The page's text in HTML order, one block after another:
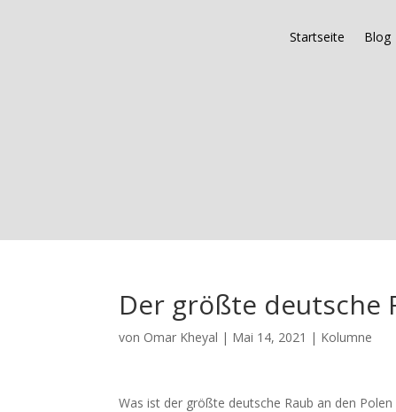
Startseite Blog
Der größte deutsche
von Omar Kheyal | Mai 14, 2021 | Kolumne
Was ist der größte deutsche Raub an den Polen